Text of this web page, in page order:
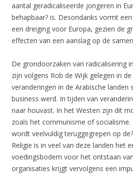
aantal geradicaliseerde jongeren in
behapbaar? is. Desondanks vormt
een dreiging voor Europa, gezien de
effecten van een aanslag op de
De grondoorzaken van radicalisering
zijn volgens Rob de Wijk gelegen in
veranderingen in de Arabische landen
business werd. In tijden van
naar houvast. In het Westen zijn dit
zoals het communisme of socialisme.
wordt veelvuldig teruggegrepen op
Religie is in veel van deze landen het
voedingsbodem voor het ontstaan
organisaties krijgt vervolgens een